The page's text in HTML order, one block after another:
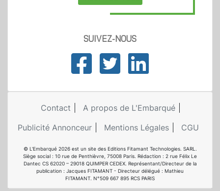
SUIVEZ-NOUS
Contact
A propos de L'Embarqué
Publicité Annonceur
Mentions Légales CGU
© L'Embarqué 2026 est un site des Editions Fitamant Technologies. SARL.
Siège social : 10 rue de Penthièvre, 75008 Paris. Rédaction : 2 rue Félix Le
Dantec CS 62020 – 29018 QUIMPER CEDEX. Représentant/Directeur de la
publication : Jacques FITAMANT - Directeur délégué : Mathieu
FITAMANT. N°509 667 895 RCS PARIS